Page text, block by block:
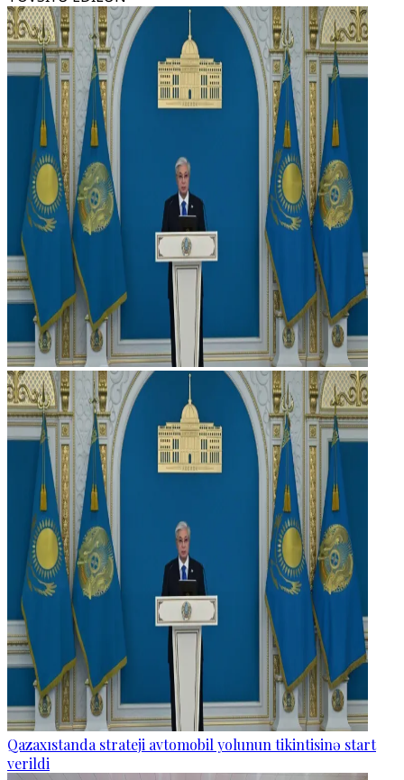
Qazaxıstanda strateji avtomobil yolunun tikintisinə start
verildi